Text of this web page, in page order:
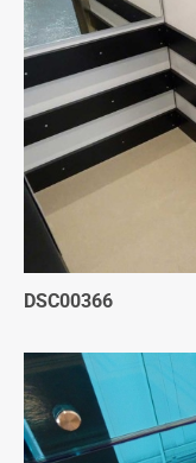
DSC00366